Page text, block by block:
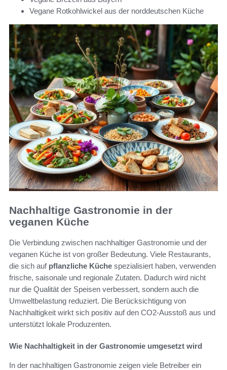
Vegane Rotkohlwickel aus der norddeutschen Küche
Nachhaltige Gastronomie in der
veganen Küche
Die Verbindung zwischen nachhaltiger Gastronomie und der
veganen Küche ist von großer Bedeutung. Viele Restaurants,
die sich auf pflanzliche Küche spezialisiert haben, verwenden
frische, saisonale und regionale Zutaten. Dadurch wird nicht
nur die Qualität der Speisen verbessert, sondern auch die
Umweltbelastung reduziert. Die Berücksichtigung von
Nachhaltigkeit wirkt sich positiv auf den CO2-Ausstoß aus und
unterstützt lokale Produzenten.
Wie Nachhaltigkeit in der Gastronomie umgesetzt wird
In der nachhaltigen Gastronomie zeigen viele Betreiber ein